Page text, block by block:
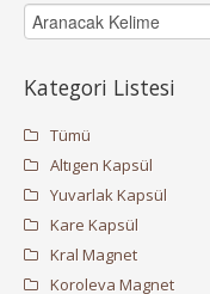
Kategori Listesi
Tümü
Altıgen Kapsül
Yuvarlak Kapsül
Kare Kapsül
Kral Magnet
Koroleva Magnet